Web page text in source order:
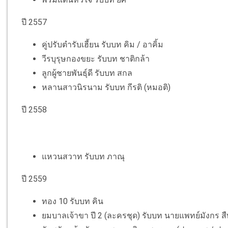
ปี 2557
คู่ปรับตำรับเฮี้ยน รับบท คิม / อาคิ้ม
วีรบุรุษกองขยะ รับบท ชาติกล้า
ลูกผู้ชายพันธุ์ดี รับบท สกล
หลานสาวนิรนาม รับบท กีรติ (หมอติ)
ปี 2558
แหวนสวาท รับบท ภาณุ
ปี 2559
ทอง 10 รับบท คิน
ยมบาลเจ้าขา ปี 2 (ละครชุด) รับบท นายแพทย์มังกร